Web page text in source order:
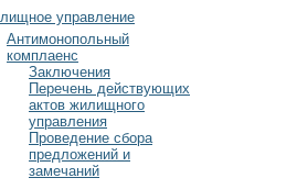
управление
Антимонопольный
комплаенс
Заключения
Перечень действующих
актов жилищного
управления
Проведение сбора
предложений и
замечаний